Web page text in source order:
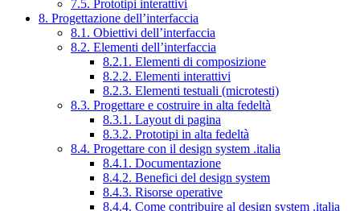
7.5. Prototipi interattivi
8. Progettazione dell’interfaccia
8.1. Obiettivi dell’interfaccia
8.2. Elementi dell’interfaccia
8.2.1. Elementi di composizione
8.2.2. Elementi interattivi
8.2.3. Elementi testuali (microtesti)
8.3. Progettare e costruire in alta fedeltà
8.3.1. Layout di pagina
8.3.2. Prototipi in alta fedeltà
8.4. Progettare con il design system .italia
8.4.1. Documentazione
8.4.2. Benefici del design system
8.4.3. Risorse operative
8.4.4. Come contribuire al design system .italia